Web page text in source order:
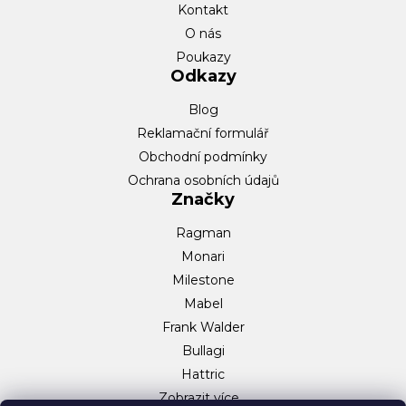
Kontakt
O nás
Poukazy
Odkazy
Blog
Reklamační formulář
Obchodní podmínky
Ochrana osobních údajů
Značky
Ragman
Monari
Milestone
Mabel
Frank Walder
Bullagi
Hattric
Zobrazit více…